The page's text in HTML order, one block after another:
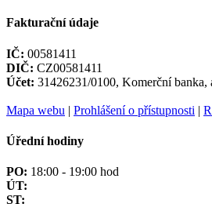
Fakturační údaje
IČ: 00581411
DIČ: CZ00581411
Účet: 31426231/0100, Komerční banka,
Mapa webu | Prohlášení o přístupnosti |
Úřední hodiny
PO: 18:00 - 19:00 hod
ÚT:
ST: